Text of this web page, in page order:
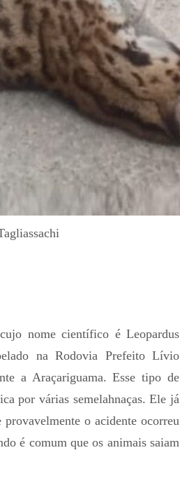
nome científico é Leopardus
na Rodovia Prefeito Lívio
a Araçariguama. Esse tipo de
por várias semelahnaças. Ele já
o acidente ocorreu
é comum que os animais saiam